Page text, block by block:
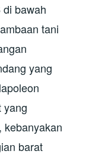
bawah
tani
yang
yang
kebanyakan
barat